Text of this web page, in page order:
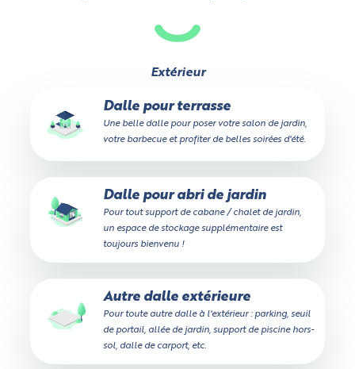
Extérieur
Dalle pour terrasse
Une belle dalle pour poser votre salon de jardin,
votre barbecue et profiter de belles soirées d'été.
Dalle pour abri de jardin
Pour tout support de cabane / chalet de jardin,
un espace de stockage supplémentaire est
toujours bienvenu !
Autre dalle extérieure
Pour toute autre dalle à l'extérieur : parking, seuil
de portail, allée de jardin, support de piscine hors-
sol, dalle de carport, etc.